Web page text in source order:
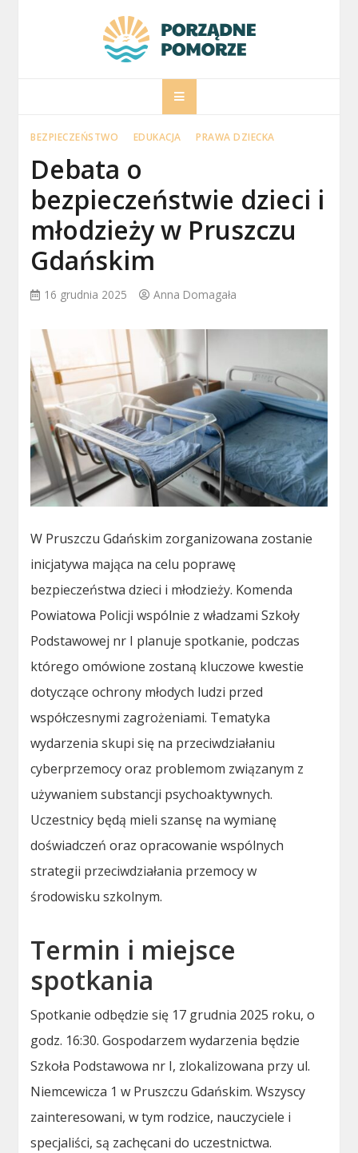
Informacje na temat Pomorza
BEZPIECZEŃSTWO EDUKACJA PRAWA DZIECKA
Debata o
bezpieczeństwie dzieci i
młodzieży w Pruszczu
Gdańskim
16 grudnia 2025 Anna Domagała
W Pruszczu Gdańskim zorganizowana zostanie
inicjatywa mająca na celu poprawę
bezpieczeństwa dzieci i młodzieży. Komenda
Powiatowa Policji wspólnie z władzami Szkoły
Podstawowej nr I planuje spotkanie, podczas
którego omówione zostaną kluczowe kwestie
dotyczące ochrony młodych ludzi przed
współczesnymi zagrożeniami. Tematyka
wydarzenia skupi się na przeciwdziałaniu
cyberprzemocy oraz problemom związanym z
używaniem substancji psychoaktywnych.
Uczestnicy będą mieli szansę na wymianę
doświadczeń oraz opracowanie wspólnych
strategii przeciwdziałania przemocy w
środowisku szkolnym.
Termin i miejsce
spotkania
Spotkanie odbędzie się 17 grudnia 2025 roku, o
godz. 16:30. Gospodarzem wydarzenia będzie
Szkoła Podstawowa nr I, zlokalizowana przy ul.
Niemcewicza 1 w Pruszczu Gdańskim. Wszyscy
zainteresowani, w tym rodzice, nauczyciele i
specjaliści, są zachęcani do uczestnictwa.